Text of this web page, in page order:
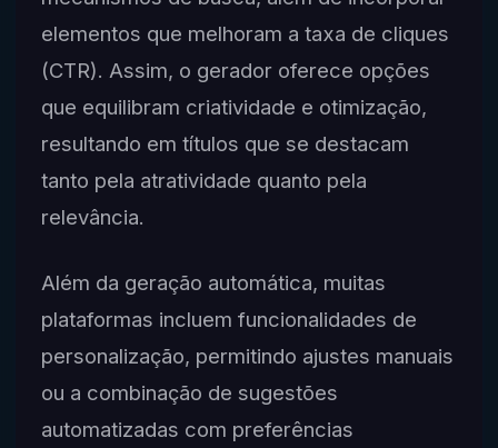
elementos que melhoram a taxa de cliques
(CTR). Assim, o gerador oferece opções
que equilibram criatividade e otimização,
resultando em títulos que se destacam
tanto pela atratividade quanto pela
relevância.
Além da geração automática, muitas
plataformas incluem funcionalidades de
personalização, permitindo ajustes manuais
ou a combinação de sugestões
automatizadas com preferências